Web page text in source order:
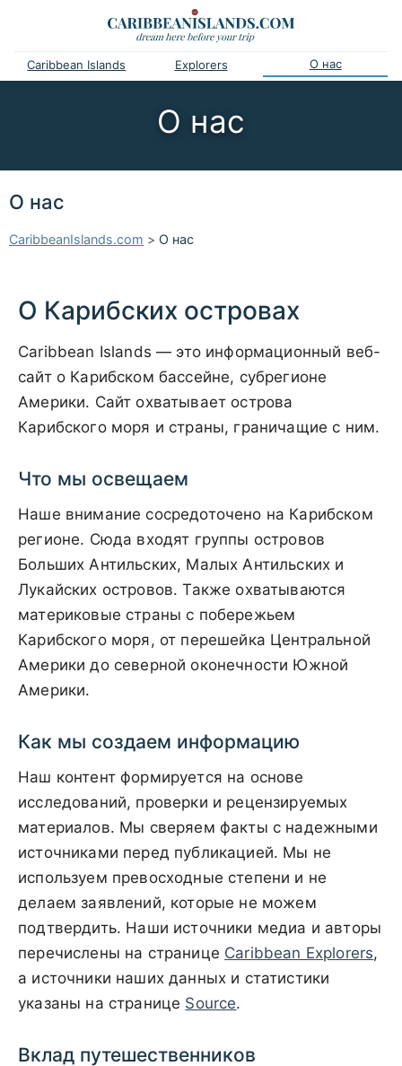
Caribbean Islands Explorers О нас
О нас
О нас
CaribbeanIslands.com > О нас
О Карибских островах
Caribbean Islands — это информационный веб-
сайт о Карибском бассейне, субрегионе
Америки. Сайт охватывает острова
Карибского моря и страны, граничащие с ним.
Что мы освещаем
Наше внимание сосредоточено на Карибском
регионе. Сюда входят группы островов
Больших Антильских, Малых Антильских и
Лукайских островов. Также охватываются
материковые страны с побережьем
Карибского моря, от перешейка Центральной
Америки до северной оконечности Южной
Америки.
Как мы создаем информацию
Наш контент формируется на основе
исследований, проверки и рецензируемых
материалов. Мы сверяем факты с надежными
источниками перед публикацией. Мы не
используем превосходные степени и не
делаем заявлений, которые не можем
подтвердить. Наши источники медиа и авторы
перечислены на странице Caribbean Explorers,
а источники наших данных и статистики
указаны на странице Source.
Вклад путешественников